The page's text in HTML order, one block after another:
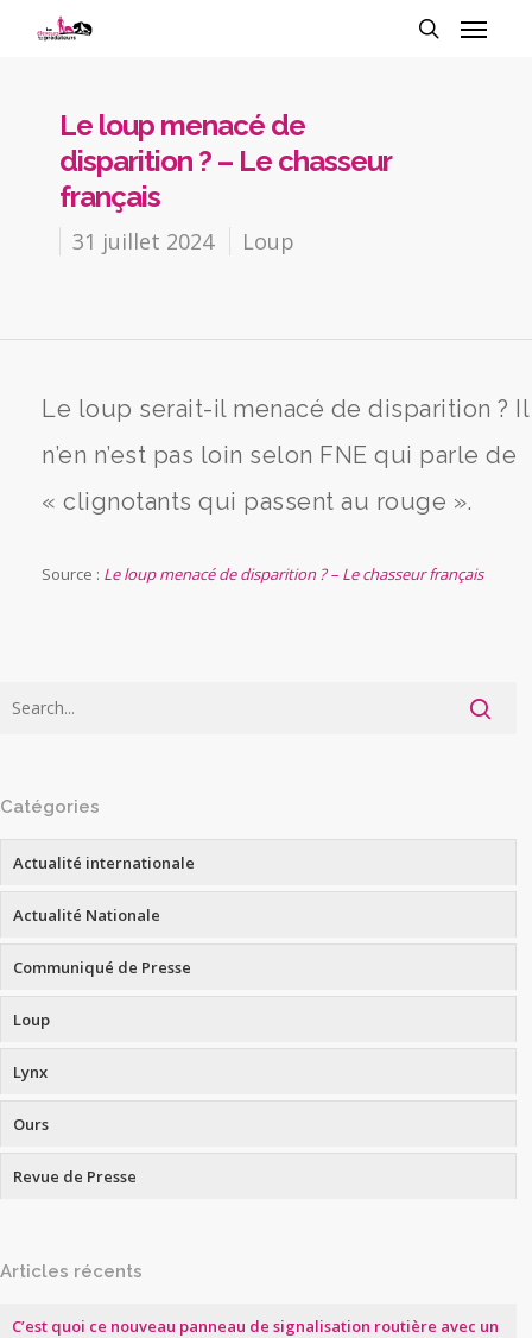
Le loup menacé de
disparition ? – Le chasseur
français
31 juillet 2024 Loup
Le loup serait-il menacé de disparition ? Il
n’en n’est pas loin selon FNE qui parle de
« clignotants qui passent au rouge ».
Source : Le loup menacé de disparition ? – Le chasseur français
Catégories
Actualité internationale
Actualité Nationale
Communiqué de Presse
Loup
Lynx
Ours
Revue de Presse
Articles récents
C’est quoi ce nouveau panneau de signalisation routière avec un